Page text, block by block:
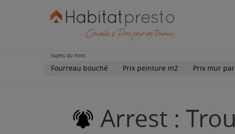
Sujets du mois
Fourreau bouché Prix peinture m2 Prix mur
Arrest :